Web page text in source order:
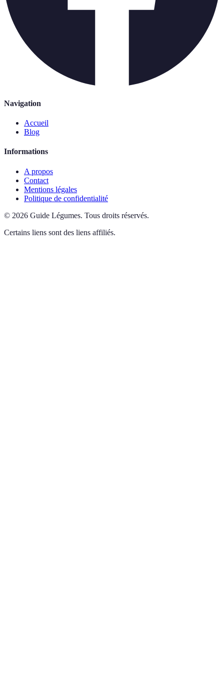
Navigation
Accueil
Blog
Informations
A propos
Contact
Mentions légales
Politique de confidentialité
© 2026 Guide Légumes. Tous droits réservés.
Certains liens sont des liens affiliés.